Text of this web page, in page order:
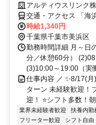
アルティウスリンク
交通・アクセス 「海
分 ★交通費実費支給
時給1,340円
千葉県千葉市美浜区
勤務時間詳細 月～日
分／休憩60分）
(3)10:00～19:00（実
仕事内容 ／ ✨8/17(
ターン 未経験歓迎！
迎！ ⭐シフト多数！
業界未経験者歓迎 扶養内勤
フリーター歓迎
シフト自由